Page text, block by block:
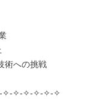
術への挑戦
✧-✧-✧-✧-✧